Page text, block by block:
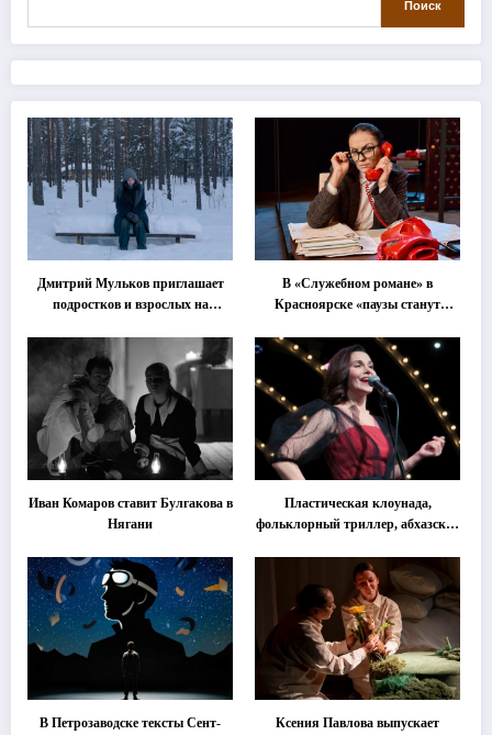
Поиск
Дмитрий Мульков приглашает
подростков и взрослых на
В «Служебном романе» в
Красноярске «паузы станут
Иван Комаров ставит Булгакова в
Нягани
Пластическая клоунада,
фольклорный триллер, абхазская
втором этапе фестиваля
«Монокль»
В Петрозаводске тексты Сент-
Ксения Павлова выпускает